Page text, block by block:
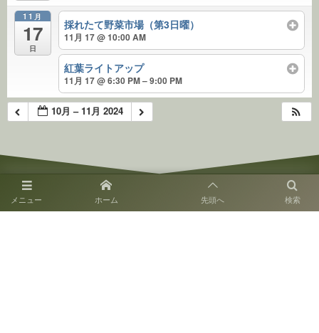
11月
17
日
採れたて野菜市場（第3日曜）
11月 17 @ 10:00 AM
紅葉ライトアップ
11月 17 @ 6:30 PM – 9:00 PM
10月 – 11月 2024
メニュー 検索
ホーム 先頭へ